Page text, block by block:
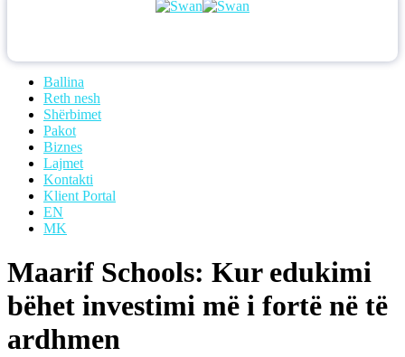
Ballina
Reth nesh
Shërbimet
Pakot
Biznes
Lajmet
Kontakti
Klient Portal
EN
MK
Maarif Schools: Kur edukimi
bëhet investimi më i fortë në të
ardhmen